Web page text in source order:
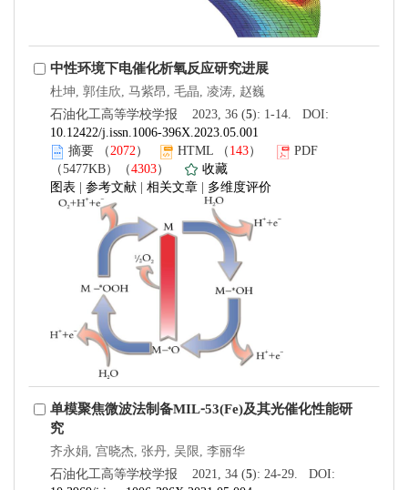
中性环境下电催化析氧反应研究进展
杜坤, 郭佳欣, 马紫昂, 毛晶, 凌涛, 赵巍
石油化工高等学校学报 2023, 36 (5): 1-14. DOI:
10.12422/j.issn.1006-396X.2023.05.001
摘要 （ 2072 ） HTML （ 143）
PDF
（5477KB）（4303）
收藏
图表
参考文献 相关文章 多维度评价
单模聚焦微波法制备MIL⁃53(Fe)及其光催化性能研
究
齐永娟, 宫晓杰, 张丹, 吴限, 李丽华
石油化工高等学校学报 2021, 34 (5): 24-29. DOI: